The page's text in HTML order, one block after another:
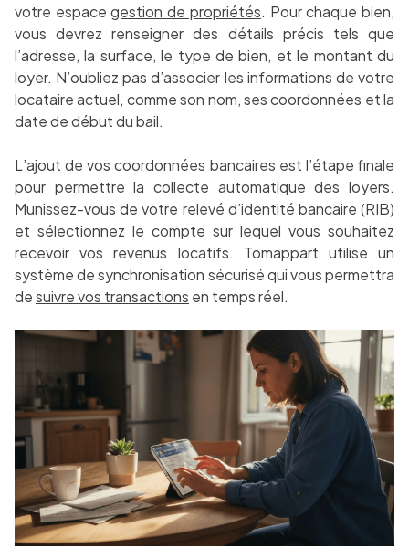
votre espacegestion de propriétés. Pour chaque bien,
vous devrez renseigner des détails précis tels que
l’adresse, la surface, le type de bien, et le montant du
loyer. N’oubliez pas d’associer les informations de votre
locataire actuel, comme son nom, ses coordonnées et la
date de début du bail.
L’ajout de vos coordonnées bancaires est l’étape finale
pour permettre la collecte automatique des loyers.
Munissez-vous de votre relevé d’identité bancaire (RIB)
et sélectionnez le compte sur lequel vous souhaitez
recevoir vos revenus locatifs. Tomappart utilise un
système de synchronisation sécurisé qui vous permettra
desuivre vos transactions en temps réel.